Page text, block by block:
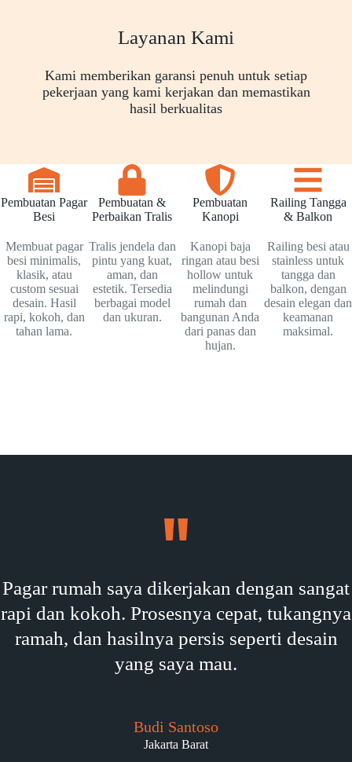
Layanan Kami
Kami memberikan garansi penuh untuk setiap
pekerjaan yang kami kerjakan dan memastikan
hasil berkualitas
Pembuatan Pagar
Besi
Membuat pagar
besi minimalis,
klasik, atau
custom sesuai
desain. Hasil
rapi, kokoh, dan
tahan lama.
Pembuatan &
Perbaikan Tralis
Tralis jendela dan
pintu yang kuat,
aman, dan
estetik. Tersedia
berbagai model
dan ukuran.
Pembuatan
Kanopi
Kanopi baja
ringan atau besi
hollow untuk
melindungi
rumah dan
bangunan Anda
dari panas dan
hujan.
Railing Tangga
& Balkon
Railing besi atau
stainless untuk
tangga dan
balkon, dengan
desain elegan dan
keamanan
maksimal.
Pagar rumah saya dikerjakan dengan sangat
rapi dan kokoh. Prosesnya cepat, tukangnya
ramah, dan hasilnya persis seperti desain
yang saya mau.
Budi Santoso
Jakarta Barat